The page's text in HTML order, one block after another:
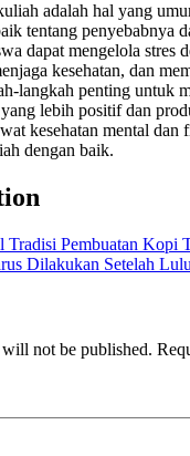
adalah hal yang
tentang penyebabnya
dapat mengelola stres
kesehatan, dan
langkah penting untuk
lebih positif dan
kesehatan mental dan
dengan baik.
Tradisi Pembuatan Kopi
Dilakukan Setelah
not be published.